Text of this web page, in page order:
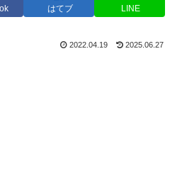
はてブ LINE
2022.04.19 2025.06.27